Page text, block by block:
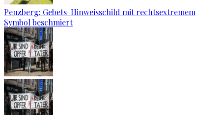
Penzberg: Gebets-Hinweisschild mit rechtsextremem
Symbol beschmiert